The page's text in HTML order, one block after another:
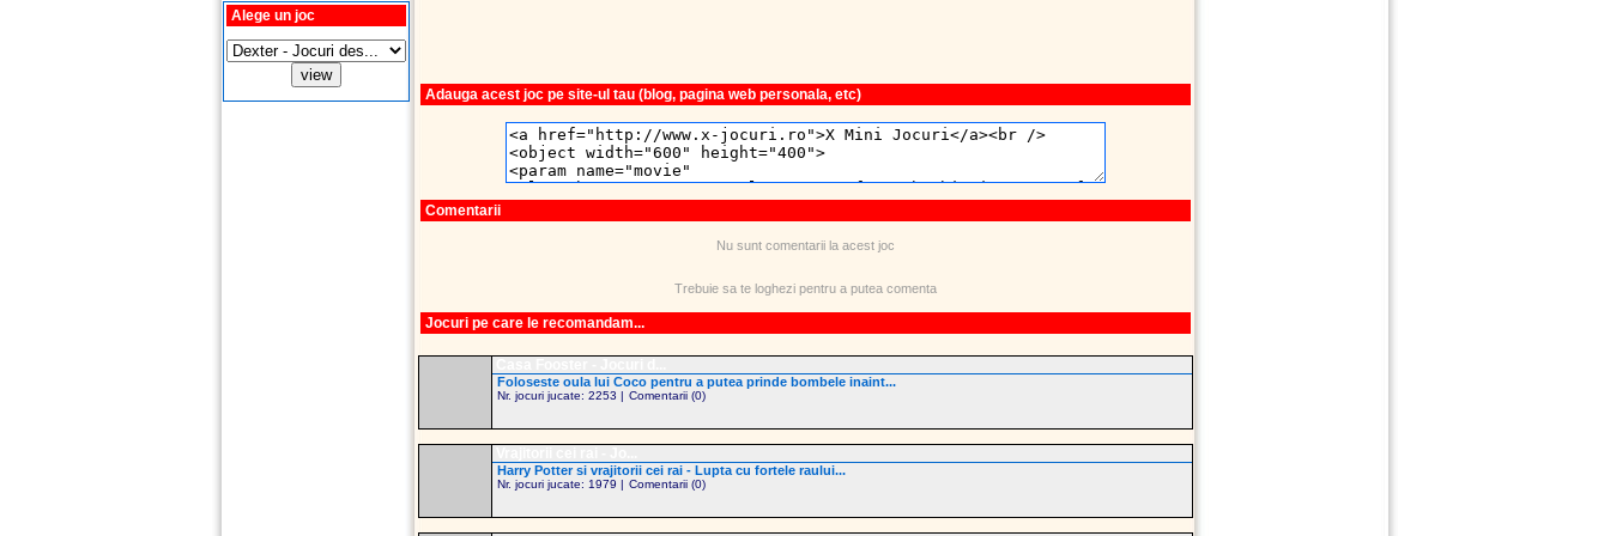
Alege un joc
Adauga acest joc pe site-ul tau (blog, pagina web personala, etc)
Comentarii
Nu sunt comentarii la acest joc
Trebuie sa te loghezi pentru a putea comenta
Jocuri pe care le recomandam...
Foloseste oula lui Coco pentru a putea prinde bombele inaint...
Nr. jocuri jucate: 2253 | Comentarii (0)
Harry Potter si vrajitorii cei rai - Lupta cu fortele raului...
Nr. jocuri jucate: 1979 | Comentarii (0)